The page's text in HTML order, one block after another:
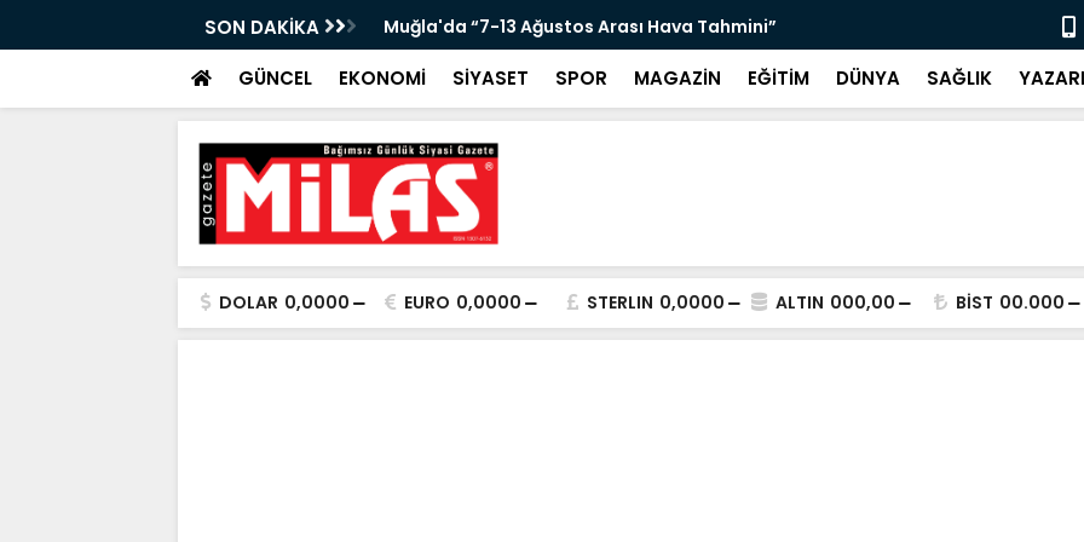
SON DAKİKA
ÖNEMLİ KONUK!” Muğla'da “7-13 Ağustos Arası Hava Tahmini” “Ketenci
GÜNCEL EKONOMİ SİYASET SPOR MAGAZİN EĞİTİM DÜNYA SAĞLIK
DOLAR 0,0000 EURO 0,0000 STERLIN 0,0000 ALTIN 000,00 BİST 00.000